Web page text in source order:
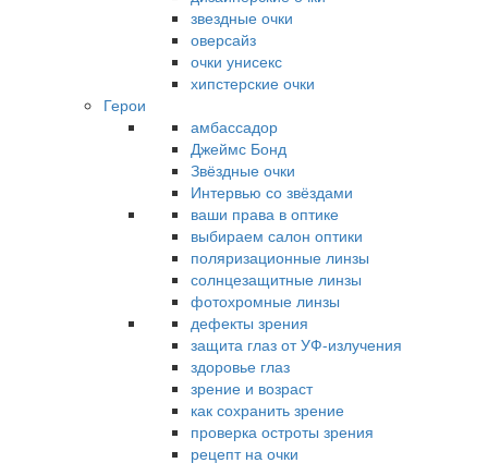
звездные очки
оверсайз
очки унисекс
хипстерские очки
Герои
амбассадор
Джеймс Бонд
Звёздные очки
Интервью со звёздами
ваши права в оптике
выбираем салон оптики
поляризационные линзы
солнцезащитные линзы
фотохромные линзы
дефекты зрения
защита глаз от УФ-излучения
здоровье глаз
зрение и возраст
как сохранить зрение
проверка остроты зрения
рецепт на очки